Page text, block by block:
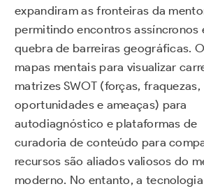
expandiram as fronteiras da
permitindo encontros assíncronos
quebra de barreiras geográficas.
mapas mentais para visualizar
matrizes SWOT (forças, fraquezas,
oportunidades e ameaças) para
autodiagnóstico e plataformas de
curadoria de conteúdo para
recursos são aliados valiosos do
moderno. No entanto, a